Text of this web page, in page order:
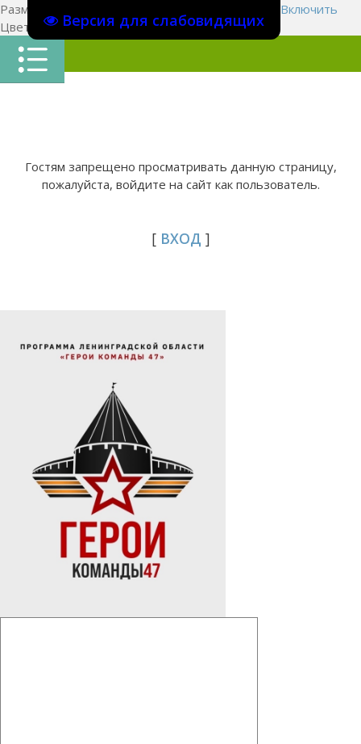
Версия для слабовидящих
Размер шрифта:
Включить
Цвет сайтаЦ Ц Ц Х
Гостям запрещено просматривать данную страницу,
пожалуйста, войдите на сайт как пользователь.
[ ВХОД ]